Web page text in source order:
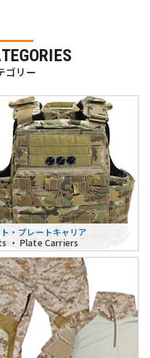
ゴリー
・プレートキャリア
・ Plate Carriers